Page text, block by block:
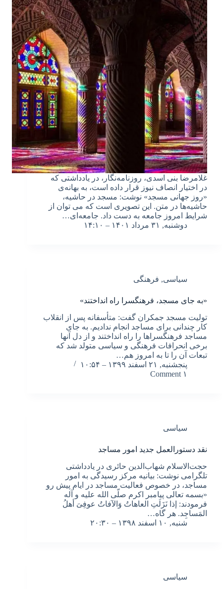
غلامرضا بنی اسدی، روزنامه‌نگار، در یادداشتی که
در اختیار انصاف نیوز قرار داده است، به بهانه‌ی
«روز جهانی مسجد» نوشت: مسجد در حاشیه،
حاشیه‌ها در متن. این تصویری است که می توان از
شرایط امروز جامعه به دست داد. جامعه‌ای…
دوشنبه, ۳۱ مرداد ۱۴۰۱ – ۱۴:۱۰
سیاسی, فرهنگی
«به جای مسجد، فرهنگسرا راه انداختند»
تولیت مسجد جمکران گفت: متأسفانه پس از انقلاب
کار چندانی برای مساجد انجام ندادیم. به جای
مساجد فرهنگسراها را راه انداختند و از دل آنها
برخی انحرافات فرهنگی و سیاسی متولد شد که
تبعات آن را تا به امروز هم…
پنجشنبه, ۲۱ اسفند ۱۳۹۹ – ۱۰:۵۴
۱ Comment
سیاسی
نقد دستورالعمل جدید امور مساجد
حجت‌الاسلام شهاب‌الدین حائری در یادداشتی
تلگرامی نوشت: بیانیه مرکز رسیدگی به امور
مساجد، در خصوص فعالیت مساجد در ایام پیش رو
«بسمه تعالی پیامبر اکرم صلّی الله علیه و آله
فرمودند: إذا نَزَلَتِ العاهاتُ وَالآفاتُ عوفِیَ أهلُ
المَساجِد. هر گاه…
شنبه, ۱۰ اسفند ۱۳۹۸ – ۲۰:۳۰
سیاسی